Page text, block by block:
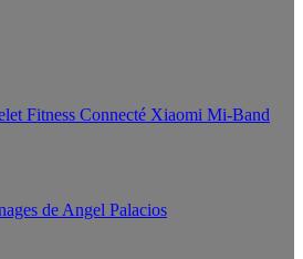
Fitness Connecté Xiaomi Mi-Band
de Angel Palacios